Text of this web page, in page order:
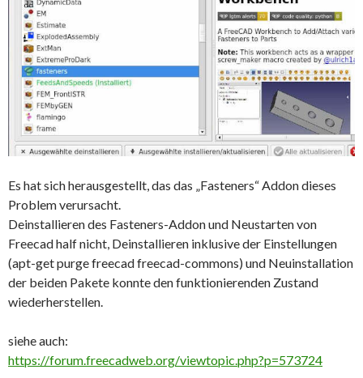
Es hat sich herausgestellt, das das „Fasteners“ Addon dieses
Problem verursacht.
Deinstallieren des Fasteners-Addon und Neustarten von
Freecad half nicht, Deinstallieren inklusive der Einstellungen
(apt-get purge freecad freecad-commons) und Neuinstallation
der beiden Pakete konnte den funktionierenden Zustand
wiederherstellen.
siehe auch:
https://forum.freecadweb.org/viewtopic.php?p=573724